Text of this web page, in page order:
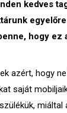
kedves
hogy
azért, hogy
saját